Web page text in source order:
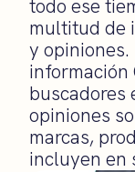
todo ese
multitud de
y opiniones.
información
buscadores
opiniones
marcas,
incluyen en